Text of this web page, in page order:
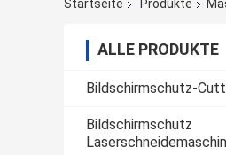
Startseite Produkte
ALLE PRODUKTE
Bildschirmschutz-
Bildschirmschutz